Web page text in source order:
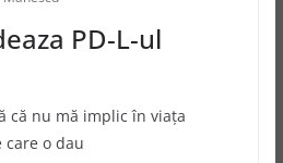
PD-L-ul
că nu mă implic în viaţa
care o dau